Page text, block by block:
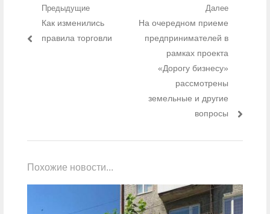
Навигация по записям
Предыдущие
Предыдущий пост:
Как изменились
правила торговли
Далее
Следующий пост:
На очередном приеме
предпринимателей в
рамках проекта
«Дорогу бизнесу»
рассмотрены
земельные и другие
вопросы
Похожие новости...